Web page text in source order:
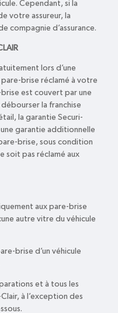
Cependant, si la
votre assureur, la
compagnie d’assurance.
lors d’une
brise réclamé à votre
est couvert par une
débourser la franchise
la garantie Securi-
garantie additionnelle
brise, sous condition
soit pas réclamé aux
aux pare-brise
autre vitre du véhicule
brise d’un véhicule
et à tous les
à l’exception des